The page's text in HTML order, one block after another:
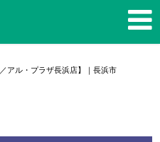
アル・プラザ長浜店】｜長浜市